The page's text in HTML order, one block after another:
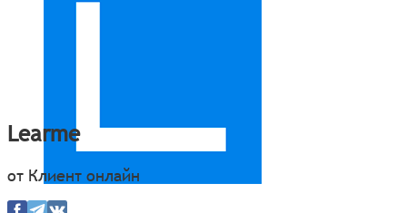
Learme
от Клиент онлайн